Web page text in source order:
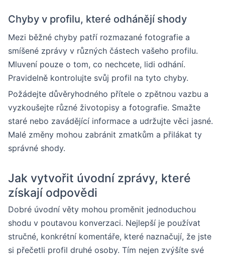
Chyby v profilu, které odhánějí shody
Mezi běžné chyby patří rozmazané fotografie a
smíšené zprávy v různých částech vašeho profilu.
Mluvení pouze o tom, co nechcete, lidi odhání.
Pravidelně kontrolujte svůj profil na tyto chyby.
Požádejte důvěryhodného přítele o zpětnou vazbu a
vyzkoušejte různé životopisy a fotografie. Smažte
staré nebo zavádějící informace a udržujte věci jasné.
Malé změny mohou zabránit zmatkům a přilákat ty
správné shody.
Jak vytvořit úvodní zprávy, které
získají odpovědi
Dobré úvodní věty mohou proměnit jednoduchou
shodu v poutavou konverzaci. Nejlepší je používat
stručné, konkrétní komentáře, které naznačují, že jste
si přečetli profil druhé osoby. Tím nejen zvýšíte své